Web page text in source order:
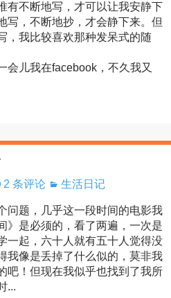
有不断地写，才可以让我安静下
写，不断地抄，才会静下来。但
，我比较喜欢那种发呆式的随
儿我在facebook，不久我又
2 条评论 生活日记
题，几乎这一段时间的电影我
》是必须的，看了两遍，一次是
一起，六十人就有五十人觉得没
我像是丢掉了什么似的，莫非我
吧！但现在我似乎也找到了我所
...